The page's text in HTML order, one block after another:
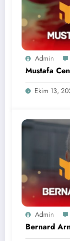
Admin
Mustafa
Ekim 13,
Admin
Bernard